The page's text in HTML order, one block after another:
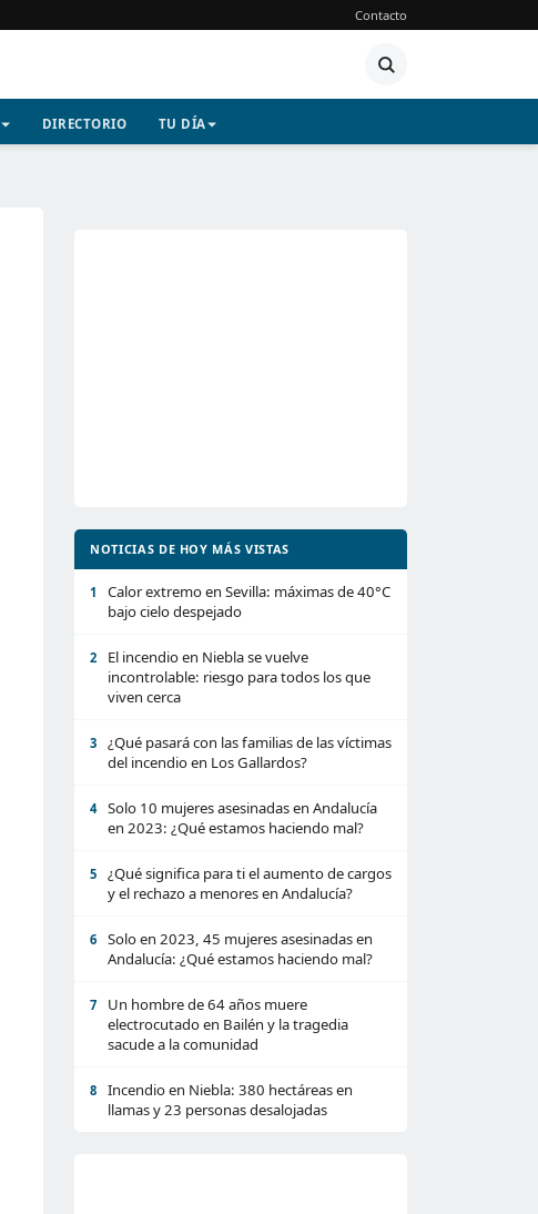
Contacto
DIRECTORIO TU DÍA
NOTICIAS DE HOY MÁS VISTAS
1
Calor extremo en Sevilla: máximas de 40°C
bajo cielo despejado
2
El incendio en Niebla se vuelve
incontrolable: riesgo para todos los que
viven cerca
3
¿Qué pasará con las familias de las víctimas
del incendio en Los Gallardos?
4
Solo 10 mujeres asesinadas en Andalucía
en 2023: ¿Qué estamos haciendo mal?
5
¿Qué significa para ti el aumento de cargos
y el rechazo a menores en Andalucía?
6
Solo en 2023, 45 mujeres asesinadas en
Andalucía: ¿Qué estamos haciendo mal?
7
Un hombre de 64 años muere
electrocutado en Bailén y la tragedia
sacude a la comunidad
8
Incendio en Niebla: 380 hectáreas en
llamas y 23 personas desalojadas